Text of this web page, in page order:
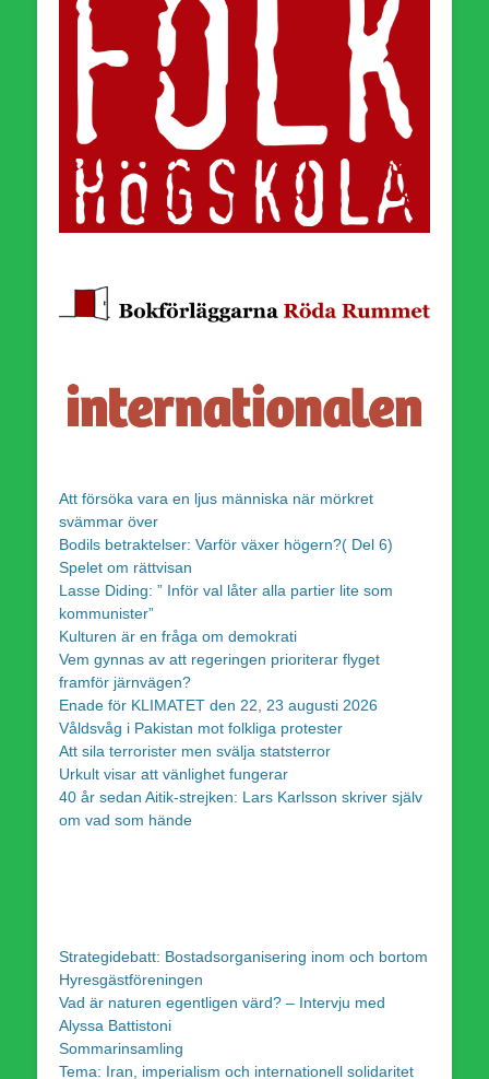
Att försöka vara en ljus människa när mörkret
svämmar över
Bodils betraktelser: Varför växer högern?( Del 6)
Spelet om rättvisan
Lasse Diding: ” Inför val låter alla partier lite som
kommunister”
Kulturen är en fråga om demokrati
Vem gynnas av att regeringen prioriterar flyget
framför järnvägen?
Enade för KLIMATET den 22, 23 augusti 2026
Våldsvåg i Pakistan mot folkliga protester
Att sila terrorister men svälja statsterror
Urkult visar att vänlighet fungerar
40 år sedan Aitik-strejken: Lars Karlsson skriver själv
om vad som hände
Strategidebatt: Bostadsorganisering inom och bortom
Hyresgästföreningen
Vad är naturen egentligen värd? – Intervju med
Alyssa Battistoni
Sommarinsamling
Tema: Iran, imperialism och internationell solidaritet